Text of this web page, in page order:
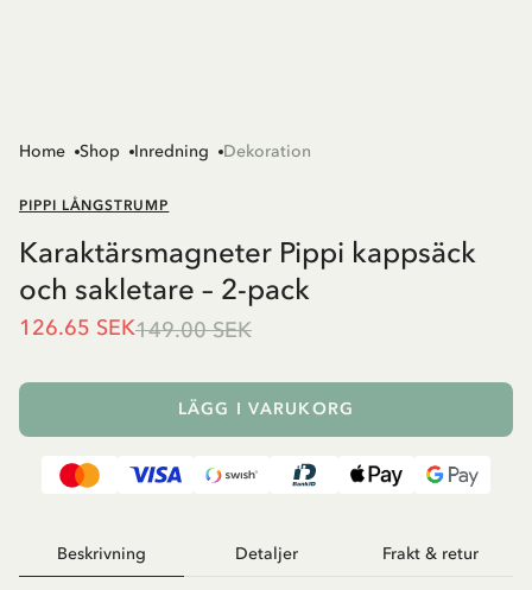
Home Shop Inredning Dekoration
PIPPI LÅNGSTRUMP
Karaktärsmagneter Pippi kappsäck
och sakletare – 2-pack
126.65 SEK149.00 SEK
LÄGG I VARUKORG
Beskrivning Detaljer Frakt & retur